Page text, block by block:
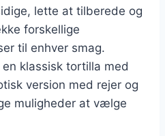
lette at tilberede og
forskellige
til enhver smag.
klassisk tortilla med
version med rejer og
muligheder at vælge